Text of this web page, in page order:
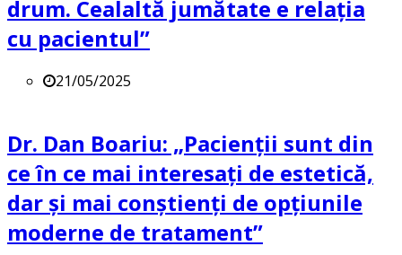
drum. Cealaltă jumătate e relația
cu pacientul”
21/05/2025
Dr. Dan Boariu: „Pacienții sunt din
ce în ce mai interesați de estetică,
dar și mai conștienți de opțiunile
moderne de tratament”